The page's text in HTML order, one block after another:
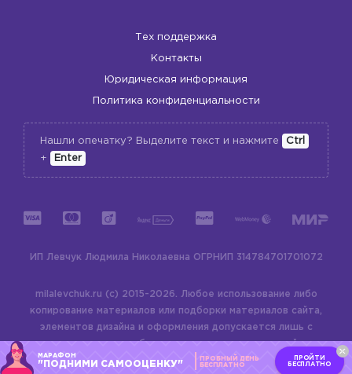
Тех поддержка
Контакты
Юридическая информация
Политика конфиденциальности
Нашли опечатку? Выделите текст и нажмите
Ctrl
+
Enter
ИП Левчук Людмила Николаевна ОГРНИП 314784701701072
milalevchuk.ru (c) 2015-2026.
Любое использование либо
копирование материалов или подборки материалов сайта,
элементов дизайна и оформления допускается лишь с
разрешения правообладателя и только со ссылкой на
источник:milalevchuk.ru
МАРАФОН
"ПОДНИМИ САМООЦЕНКУ"
ПРОБНЫЙ ДЕНЬ
БЕСПЛАТНО
ПРОЙТИ
БЕСПЛАТНО